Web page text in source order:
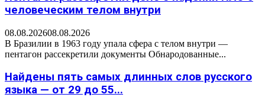
человеческим телом внутри
08.08.202608.08.2026
В Бразилии в 1963 году упала сфера с телом внутри —
пентагон рассекретили документы Обнародованные...
Найдены пять самых длинных слов русского
языка — от 29 до 55...